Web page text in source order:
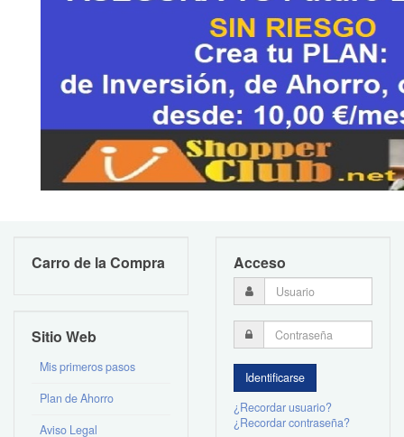
Carro de la Compra
Sitio Web
Mis primeros pasos
Plan de Ahorro
Aviso Legal
Acceso
¿Recordar usuario?
¿Recordar contraseña?